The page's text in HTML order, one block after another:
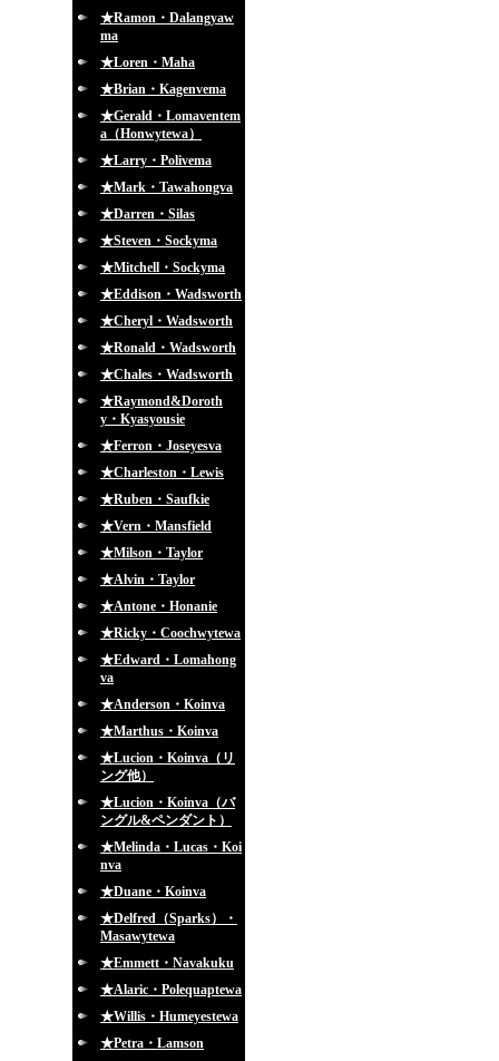
★Ramon・Dalangyaw
ma
★Loren・Maha
★Brian・Kagenvema
★Gerald・Lomaventem
a（Honwytewa）
★Larry・Polivema
★Mark・Tawahongva
★Darren・Silas
★Steven・Sockyma
★Mitchell・Sockyma
★Eddison・Wadsworth
★Cheryl・Wadsworth
★Ronald・Wadsworth
★Chales・Wadsworth
★Raymond&Doroth
y・Kyasyousie
★Ferron・Joseyesva
★Charleston・Lewis
★Ruben・Saufkie
★Vern・Mansfield
★Milson・Taylor
★Alvin・Taylor
★Antone・Honanie
★Ricky・Coochwytewa
★Edward・Lomahong
va
★Anderson・Koinva
★Marthus・Koinva
★Lucion・Koinva（リ
ング他）
★Lucion・Koinva（バ
ングル&ペンダント）
★Melinda・Lucas・Koi
nva
★Duane・Koinva
★Delfred（Sparks）・
Masawytewa
★Emmett・Navakuku
★Alaric・Polequaptewa
★Willis・Humeyestewa
★Petra・Lamson